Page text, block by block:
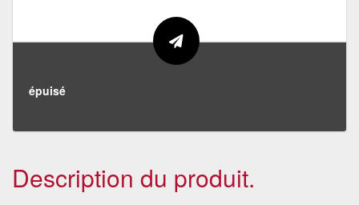
épuisé
Description du produit.